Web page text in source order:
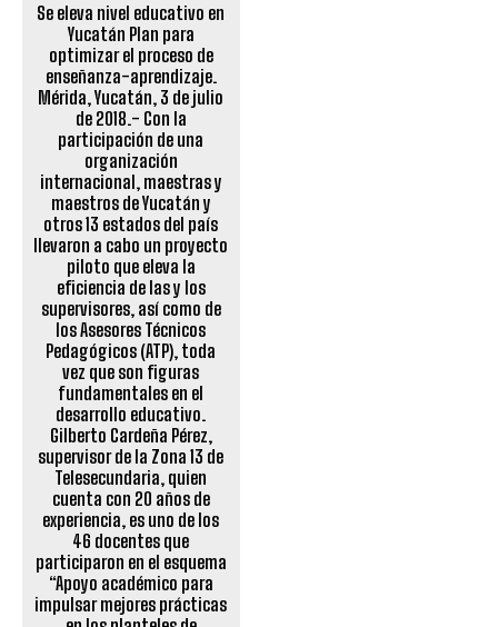
Se eleva nivel educativo en
Yucatán Plan para
optimizar el proceso de
enseñanza-aprendizaje.
Mérida, Yucatán, 3 de julio
de 2018.- Con la
participación de una
organización
internacional, maestras y
maestros de Yucatán y
otros 13 estados del país
llevaron a cabo un proyecto
piloto que eleva la
eficiencia de las y los
supervisores, así como de
los Asesores Técnicos
Pedagógicos (ATP), toda
vez que son figuras
fundamentales en el
desarrollo educativo.
Gilberto Cardeña Pérez,
supervisor de la Zona 13 de
Telesecundaria, quien
cuenta con 20 años de
experiencia, es uno de los
46 docentes que
participaron en el esquema
“Apoyo académico para
impulsar mejores prácticas